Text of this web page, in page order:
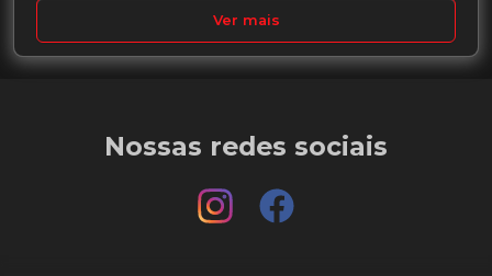
Ver mais
Nossas redes sociais